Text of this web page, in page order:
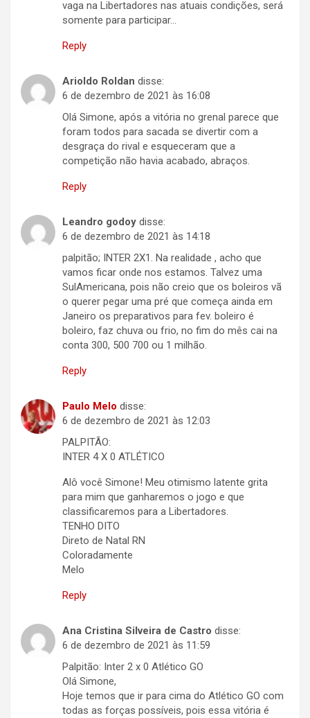
vaga na Libertadores nas atuais condições, será
somente para participar…
Reply
Arioldo Roldan disse:
6 de dezembro de 2021 às 16:08
Olá Simone, após a vitória no grenal parece que
foram todos para sacada se divertir com a
desgraça do rival e esqueceram que a
competição não havia acabado, abraços.
Reply
Leandro godoy disse:
6 de dezembro de 2021 às 14:18
palpitão; INTER 2X1. Na realidade , acho que
vamos ficar onde nos estamos. Talvez uma
SulAmericana, pois não creio que os boleiros vã
o querer pegar uma pré que começa ainda em
Janeiro os preparativos para fev. boleiro é
boleiro, faz chuva ou frio, no fim do mês cai na
conta 300, 500 700 ou 1 milhão.
Reply
Paulo Melo disse:
6 de dezembro de 2021 às 12:03
PALPITÃO:
INTER 4 X 0 ATLÉTICO
Alô você Simone! Meu otimismo latente grita
para mim que ganharemos o jogo e que
classificaremos para a Libertadores.
TENHO DITO
Direto de Natal RN
Coloradamente
Melo
Reply
Ana Cristina Silveira de Castro disse:
6 de dezembro de 2021 às 11:59
Palpitão: Inter 2 x 0 Atlético GO
Olá Simone,
Hoje temos que ir para cima do Atlético GO com
todas as forças possíveis, pois essa vitória é